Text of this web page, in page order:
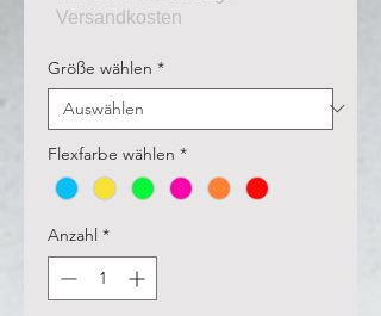
Größe wählen *
Flexfarbe wählen *
Anzahl *